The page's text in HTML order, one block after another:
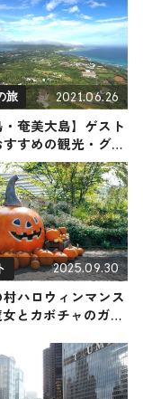
旅 2021.06.26
・奄美大島】ゲスト
すめの観光・グル
2021年6月26日放
2025.09.30
村ハロウィンマンス
女とカボチャのガー
開催！ 約1000個の
がガーデンを彩る /
萌木の村